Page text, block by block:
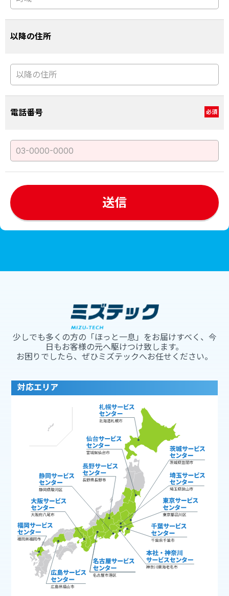
以降の住所
電話番号 必須
少しでも多くの方の「ほっと一息」をお届けすべく、今
日もお客様の元へ駆けつけ致します。
お困りでしたら、ぜひミズテックへお任せください。
対応エリア